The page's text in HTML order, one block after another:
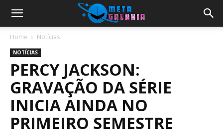
Home Notícias
NOTÍCIAS
PERCY JACKSON:
GRAVAÇÃO DA SÉRIE
INICIA AINDA NO
PRIMEIRO SEMESTRE